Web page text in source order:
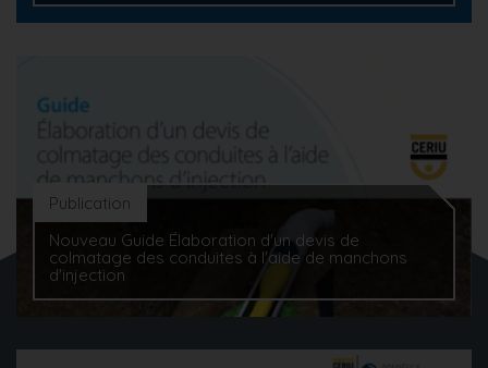
Publication
Nouveau Guide Élaboration d'un devis de
colmatage des conduites à l'aide de manchons
d'injection